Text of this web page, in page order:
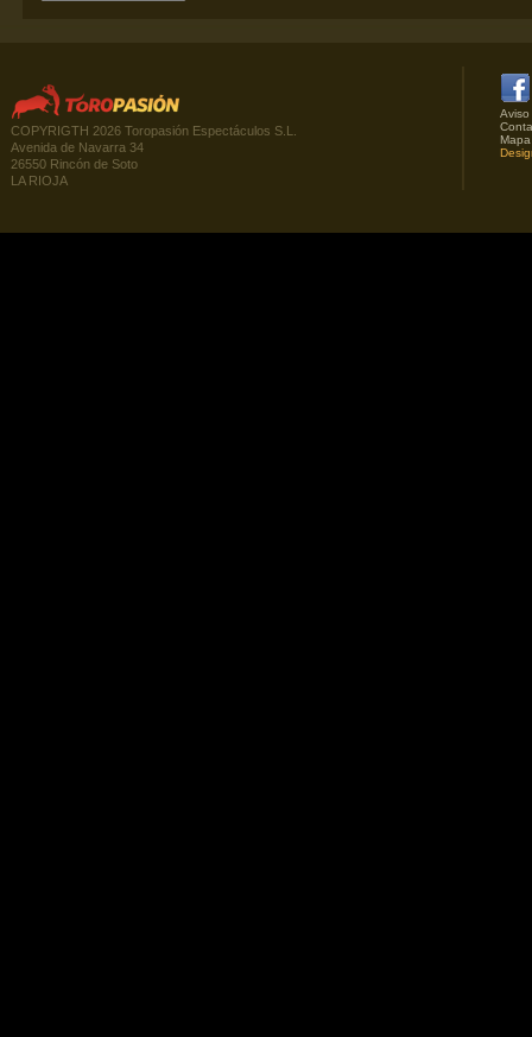
COPYRIGTH 2026 Toropasión Espectáculos S.L.
Avenida de Navarra 34
26550 Rincón de Soto
LA RIOJA